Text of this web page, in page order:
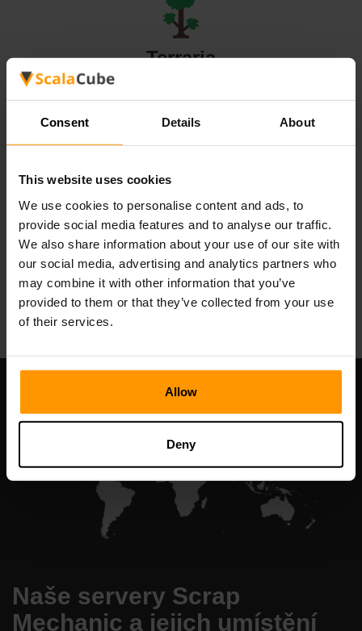
Consent Details About
This website uses cookies
We use cookies to personalise content and ads, to
provide social media features and to analyse our traffic.
We also share information about your use of our site with
our social media, advertising and analytics partners who
may combine it with other information that you’ve
provided to them or that they’ve collected from your use
of their services.
Allow
Deny
Terraria
hosting serveru
Valheim
hosting serveru
All Games
Naše servery Scrap
Mechanic a jejich umístění